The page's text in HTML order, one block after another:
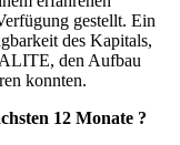
gestellt. Ein
des Kapitals,
den Aufbau
konnten.
12 Monate ?